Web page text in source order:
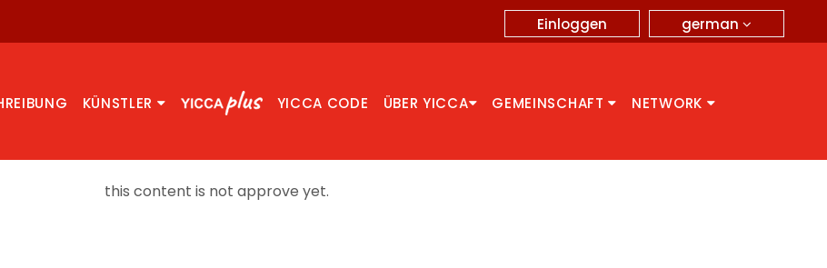
german
Einloggen
KÜNSTLER YICCA CODE ÜBER YICCA GEMEINSCHAFT NETWORK
this content is not approve yet.